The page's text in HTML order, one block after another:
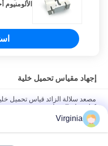
إجهاد مقياس تحميل خلية
كيلوجرام القدرات
سبيكة تحميل الصلب سلالة خلية
5KG 10KG
Virginia